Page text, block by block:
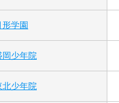
形学園
岡少年院
北少年院